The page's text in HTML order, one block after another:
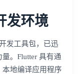
发环境
发工具包，已迅
。Flutter 具有通
地编译应用程序